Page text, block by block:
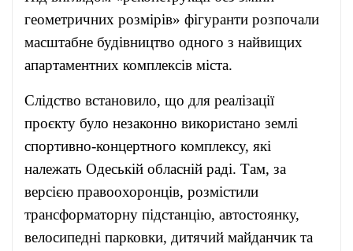
геометричних розмірів» фігуранти розпочали
масштабне будівництво одного з найвищих
апартаментних комплексів міста.
Слідство встановило, що для реалізації
проєкту було незаконно використано землі
спортивно-концертного комплексу, які
належать Одеській обласній раді. Там, за
версією правоохоронців, розмістили
трансформаторну підстанцію, автостоянку,
велосипедні парковки, дитячий майданчик та